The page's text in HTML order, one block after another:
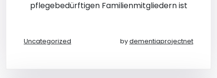
pflegebedürftigen Familienmitgliedern ist
Uncategorized bydementiaprojectnet